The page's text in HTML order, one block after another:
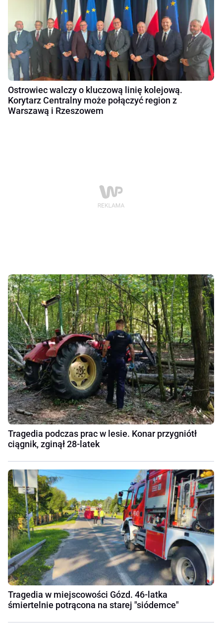
Ostrowiec walczy o kluczową linię kolejową.
Korytarz Centralny może połączyć region z
Warszawą i Rzeszowem
Tragedia podczas prac w lesie. Konar przygniótł
ciągnik, zginął 28-latek
Tragedia w miejscowości Gózd. 46-latka
śmiertelnie potrącona na starej "siódemce"